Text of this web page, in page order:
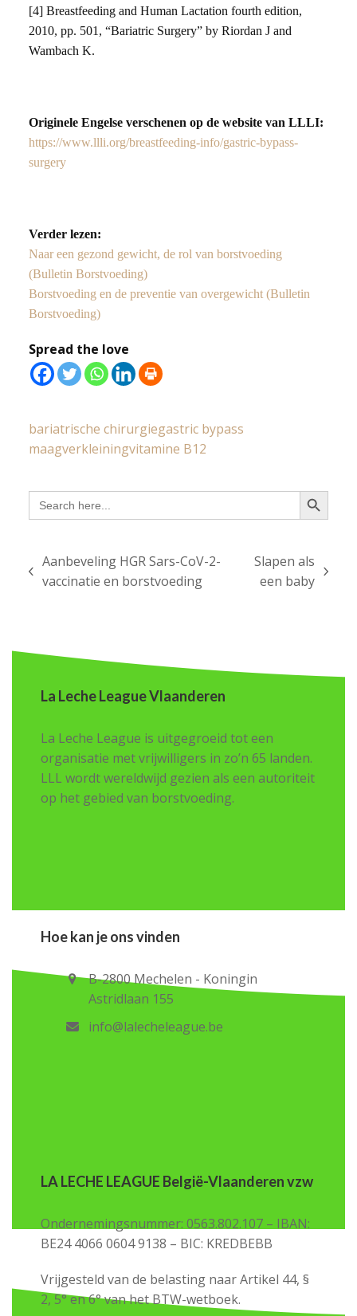
[4] Breastfeeding and Human Lactation fourth edition,
2010, pp. 501, “Bariatric Surgery” by Riordan J and
Wambach K.
Originele Engelse verschenen op de website van LLLI:
https://www.llli.org/breastfeeding-info/gastric-bypass-
surgery
Verder lezen:
Naar een gezond gewicht, de rol van borstvoeding
(Bulletin Borstvoeding)
Borstvoeding en de preventie van overgewicht (Bulletin
Borstvoeding)
Spread the love
bariatrische chirurgiegastric bypass
maagverkleiningvitamine B12
Search
for:
Search Button
previous
Aanbeveling HGR Sars-CoV-2-
vaccinatie en borstvoeding
next
Slapen als
een baby
La Leche League Vlaanderen
La Leche League is uitgegroeid tot een
organisatie met vrijwilligers in zo’n 65 landen.
LLL wordt wereldwijd gezien als een autoriteit
op het gebied van borstvoeding.
Hoe kan je ons vinden
B-2800 Mechelen - Koningin
Astridlaan 155
info@lalecheleague.be
LA LECHE LEAGUE België-Vlaanderen vzw
Ondernemingsnummer: 0563.802.107 – IBAN:
BE24 4066 0604 9138 – BIC: KREDBEBB
Vrijgesteld van de belasting naar Artikel 44, §
2, 5° en 6° van het BTW-wetboek.